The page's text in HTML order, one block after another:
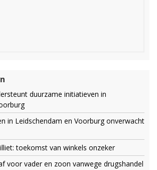
duurzame initiatieven in
in Leidschendam en Voorburg onverwacht
toekomst van winkels onzeker
voor vader en zoon vanwege drugshandel